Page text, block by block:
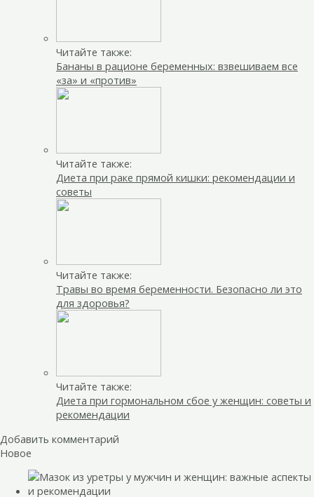
Читайте также:
Бананы в рационе беременных: взвешиваем все
«за» и «против»
Читайте также:
Диета при раке прямой кишки: рекомендации и
советы
Читайте также:
Травы во время беременности. Безопасно ли это
для здоровья?
Читайте также:
Диета при гормональном сбое у женщин: советы и
рекомендации
Добавить комментарий
Новое